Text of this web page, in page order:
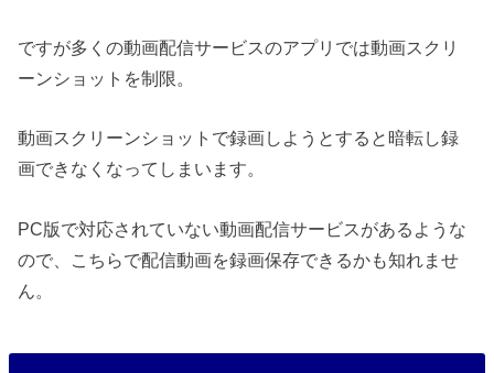
ですが多くの動画配信サービスのアプリでは動画スクリ
ーンショットを制限。
動画スクリーンショットで録画しようとすると暗転し録
画できなくなってしまいます。
PC版で対応されていない動画配信サービスがあるような
ので、こちらで配信動画を録画保存できるかも知れませ
ん。